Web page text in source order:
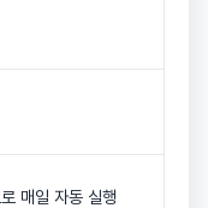
매일 자동 실행